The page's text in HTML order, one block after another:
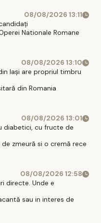
08/08/2026 13:11
Nationale Romane
08/08/2026 13:10
Iași are propriul timbru
din Romania
08/08/2026 13:01
diabetici, cu fructe de
zmeură si o cremă rece
08/08/2026 12:58
directe. Unde e
sau in interes de